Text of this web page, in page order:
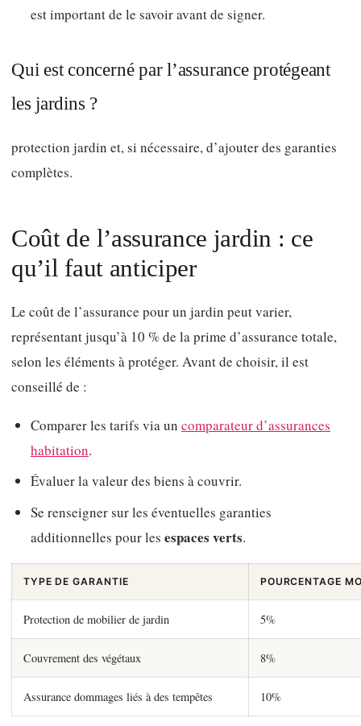
est important de le savoir avant de signer.
Qui est concerné par l’assurance protégeant
les jardins ?
protection jardin et, si nécessaire, d’ajouter des garanties
complètes.
Coût de l’assurance jardin : ce
qu’il faut anticiper
Le coût de l’assurance pour un jardin peut varier,
représentant jusqu’à 10 % de la prime d’assurance totale,
selon les éléments à protéger. Avant de choisir, il est
conseillé de :
Comparer les tarifs via un comparateur d’assurances
habitation.
Évaluer la valeur des biens à couvrir.
Se renseigner sur les éventuelles garanties
additionnelles pour les espaces verts.
TYPE DE GARANTIE POURCENTAGE
Protection de mobilier de jardin 5%
Couvrement des végétaux 8%
Assurance dommages liés à des tempêtes 10%